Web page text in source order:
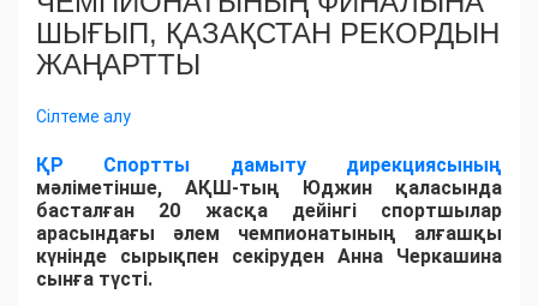
ШЫҒЫП, ҚАЗАҚСТАН РЕКОРДЫН
ЖАҢАРТТЫ
Сілтеме алу
ҚР Спортты дамыту дирекциясының
мәліметінше, АҚШ-тың Юджин қаласында
басталған 20 жасқа дейінгі спортшылар
арасындағы әлем чемпионатының алғашқы
күнінде сырықпен секіруден Анна Черкашина
сынға түсті.